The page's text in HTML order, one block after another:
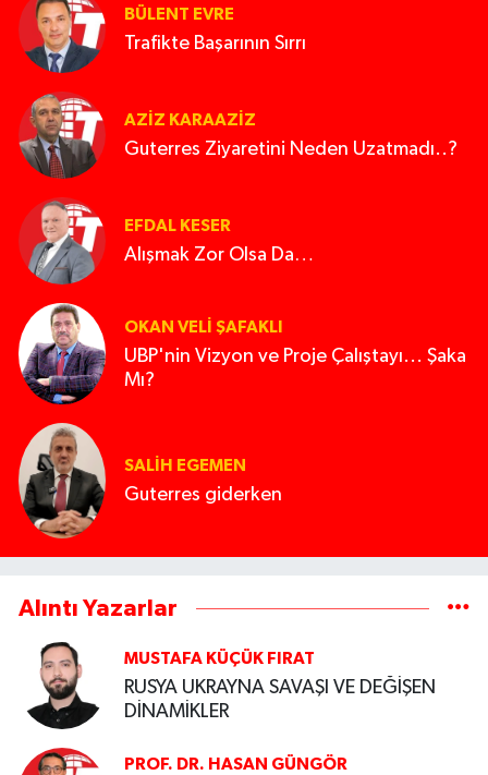
BÜLENT EVRE
Trafikte Başarının Sırrı
AZIZ KARAAZIZ
Guterres Ziyaretini Neden Uzatmadı..?
EFDAL KESER
Alışmak Zor Olsa Da…
OKAN VELI ŞAFAKLI
UBP'nin Vizyon ve Proje Çalıştayı... Şaka
Mı?
SALIH EGEMEN
Guterres giderken
Alıntı Yazarlar
MUSTAFA KÜÇÜK FIRAT
RUSYA UKRAYNA SAVAŞI VE DEĞİŞEN
DİNAMİKLER
PROF. DR. HASAN GÜNGÖR